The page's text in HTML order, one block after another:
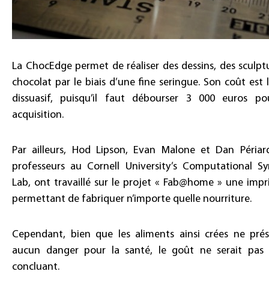
La ChocEdge permet de réaliser des dessins, des
chocolat par le biais d’une fine seringue. Son coût est
dissuasif, puisqu’il faut débourser 3 000 euros
acquisition.
Par ailleurs, Hod Lipson, Evan Malone et Dan
professeurs au Cornell University’s Computational
Lab, ont travaillé sur le projet « Fab@home » une
permettant de fabriquer n’importe quelle nourriture.
Cependant, bien que les aliments ainsi crées ne
aucun danger pour la santé, le goût ne serait pas
concluant.